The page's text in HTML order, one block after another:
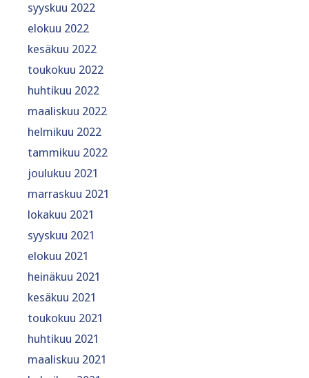
syyskuu 2022
elokuu 2022
kesäkuu 2022
toukokuu 2022
huhtikuu 2022
maaliskuu 2022
helmikuu 2022
tammikuu 2022
joulukuu 2021
marraskuu 2021
lokakuu 2021
syyskuu 2021
elokuu 2021
heinäkuu 2021
kesäkuu 2021
toukokuu 2021
huhtikuu 2021
maaliskuu 2021